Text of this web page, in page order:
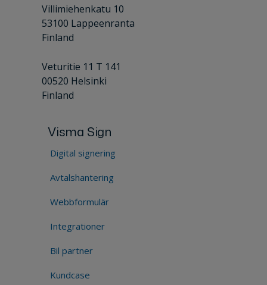
Villimiehenkatu 10
53100 Lappeenranta
Finland
Veturitie 11 T 141
00520 Helsinki
Finland
Visma Sign
Digital signering
Avtalshantering
Webbformulär
Integrationer
Bil partner
Kundcase